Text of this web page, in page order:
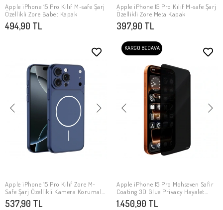
SEPETE EKLE
Apple iPhone 15 Pro Kılıf M-safe Şarj
Özellikli Zore Babet Kapak
494,90 TL
SEPETE EKLE
Apple iPhone 15 Pro Kılıf M-safe Şarj
Özellikli Zore Meta Kapak
397,90 TL
SEPETE EKLE
Apple iPhone 15 Pro Kılıf Zore M-
Safe Şarj Özellikli Kamera Korumalı
Spark Kapak
537,90 TL
KARGO BEDAVA
SEPETE EKLE
Apple iPhone 15 Pro Mohseven Safir
Coating 3D Glue Privacy Hayalet
Temperli Cam Ekran Koruyucu
1.450,90 TL